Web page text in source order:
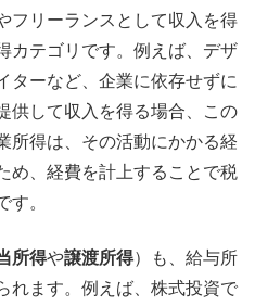
フリーランスとして収入を得
カテゴリです。例えば、デザ
ターなど、企業に依存せずに
供して収入を得る場合、この
所得は、その活動にかかる経
め、経費を計上することで税
す。
所得や譲渡所得）も、給与所
れます。例えば、株式投資で